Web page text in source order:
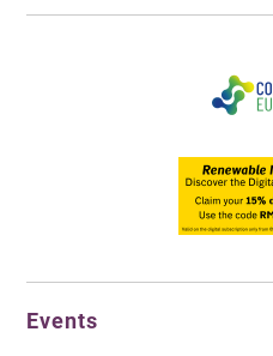
Events